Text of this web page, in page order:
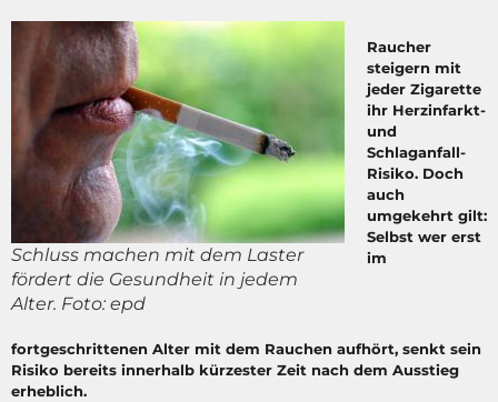
Schluss machen mit dem Laster
fördert die Gesundheit in jedem
Alter. Foto: epd
Raucher
steigern mit
jeder Zigarette
ihr Herzinfarkt-
und
Schlaganfall-
Risiko. Doch
auch
umgekehrt gilt:
Selbst wer erst
im
fortgeschrittenen Alter mit dem Rauchen aufhört, senkt sein
Risiko bereits innerhalb kürzester Zeit nach dem Ausstieg
erheblich.